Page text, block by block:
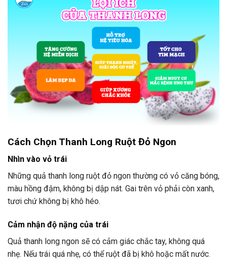
Cách Chọn Thanh Long Ruột Đỏ Ngon
Nhìn vào vỏ trái
Những quả thanh long ruột đỏ ngon thường có vỏ căng bóng,
màu hồng đậm, không bị dập nát. Gai trên vỏ phải còn xanh,
tươi chứ không bị khô héo.
Cảm nhận độ nặng của trái
Quả thanh long ngon sẽ có cảm giác chắc tay, không quá
nhẹ. Nếu trái quá nhẹ, có thể ruột đã bị khô hoặc mất nước.